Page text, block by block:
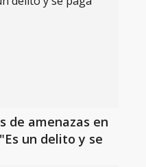
de amenazas en
un delito y se